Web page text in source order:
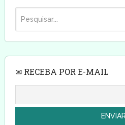
✉ RECEBA POR E-MAIL